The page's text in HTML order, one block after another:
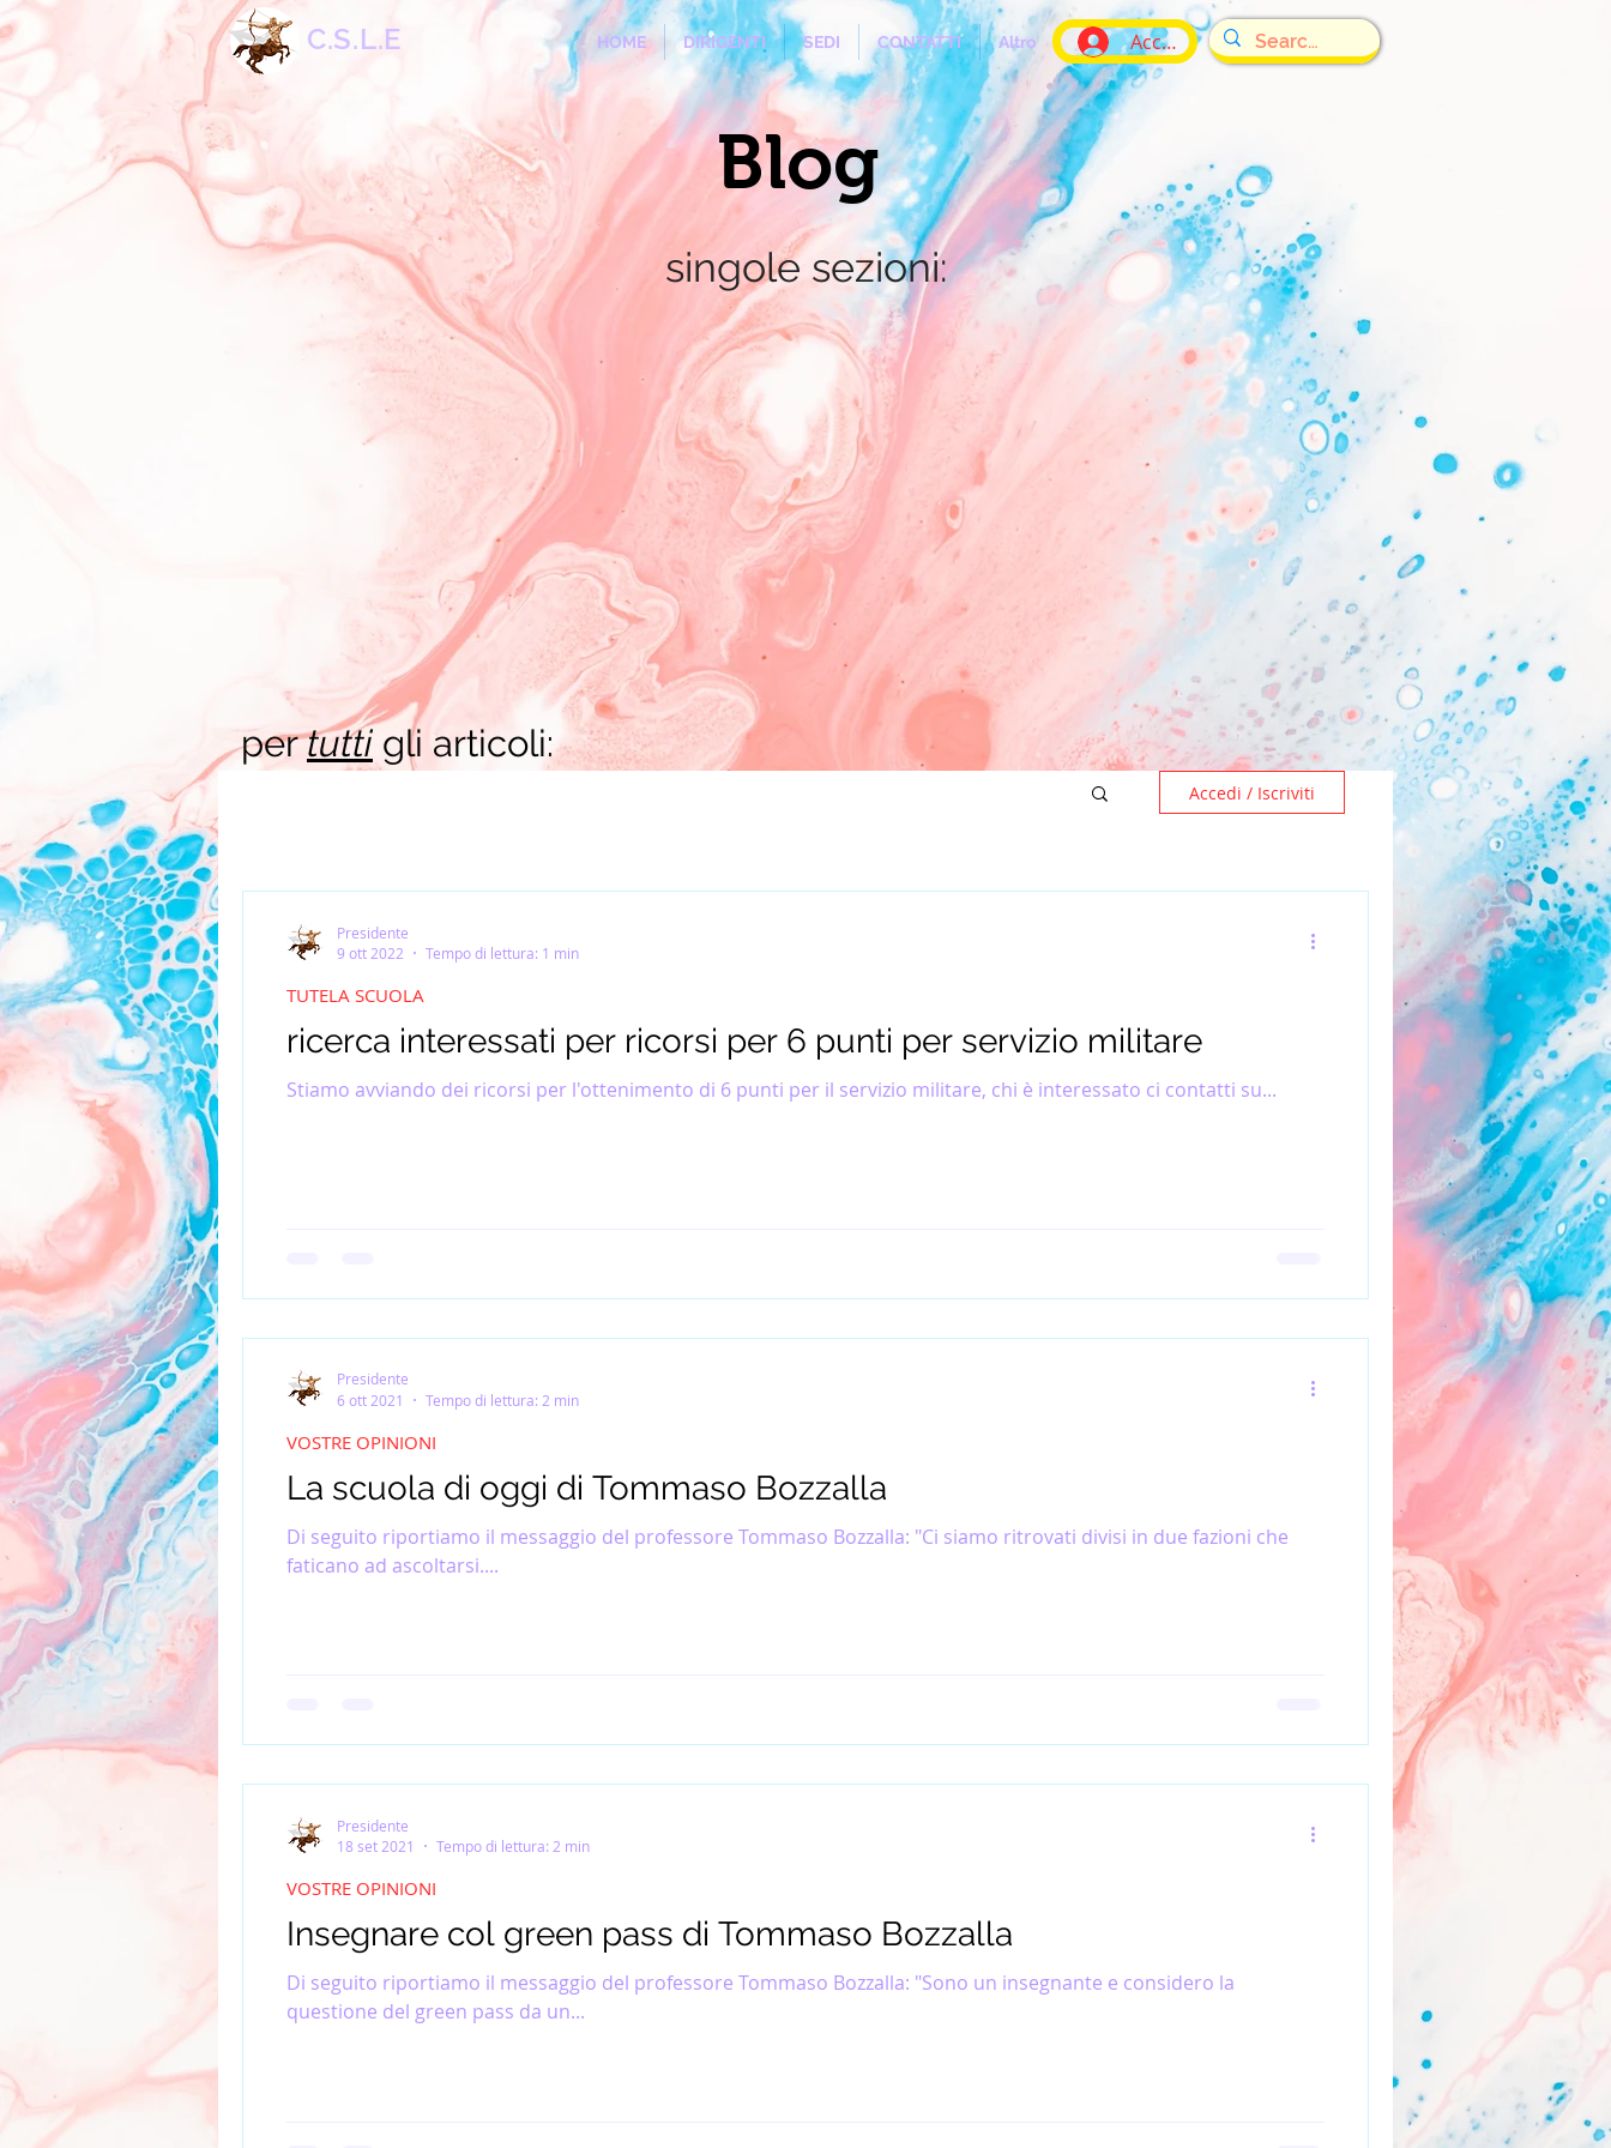
C.S.L.E Accedi
HOME DIRIGENTI SEDI CONTATTI Altro
Blog
singole sezioni:
pertutti gli articoli:
Accedi / Iscriviti
ricerca interessati per ricorsi per 6 punti per servizio militare
Stiamo avviando dei ricorsi per l'ottenimento di 6 punti per il servizio militare, chi è interessato ci contatti su...
TUTELA SCUOLA
Presidente
9 ott 2022
Tempo di lettura: 1 min
La scuola di oggi di Tommaso Bozzalla
Di seguito riportiamo il messaggio del professore Tommaso Bozzalla: "Ci siamo ritrovati divisi in due fazioni che
faticano ad ascoltarsi....
VOSTRE OPINIONI
Presidente
6 ott 2021
Tempo di lettura: 2 min
Insegnare col green pass di Tommaso Bozzalla
Di seguito riportiamo il messaggio del professore Tommaso Bozzalla: "Sono un insegnante e considero la
questione del green pass da un...
VOSTRE OPINIONI
Presidente
18 set 2021
Tempo di lettura: 2 min